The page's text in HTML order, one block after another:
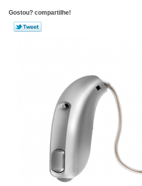
Gostou? compartilhe!